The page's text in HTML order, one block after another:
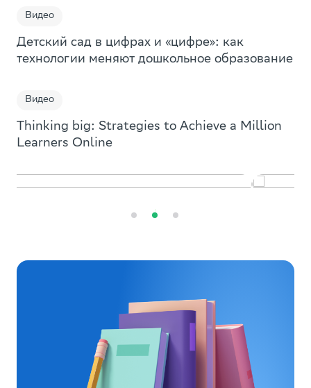
Книга
Подборка
Образовательная игра
Отчет
Интервью
Видео
Детский сад в цифрах и «цифре»: как
технологии меняют дошкольное образование
Видео
Thinking big: Strategies to Achieve a Million
Learners Оnline
Мобильное приложение по
Мини-курсы, которые помогут подростку ответить
на важные вопросы. Какую профессию выбрать?
желаниях? Как стать успешным и др.